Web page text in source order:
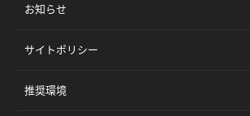
お知らせ
サイトポリシー
推奨環境